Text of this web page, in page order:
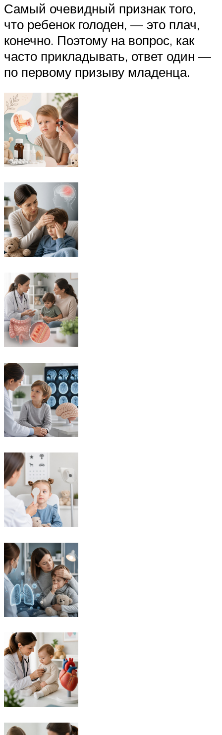
Самый очевидный признак того,
что ребенок голоден, — это плач,
конечно. Поэтому на вопрос, как
часто прикладывать, ответ один —
по первому призыву младенца.